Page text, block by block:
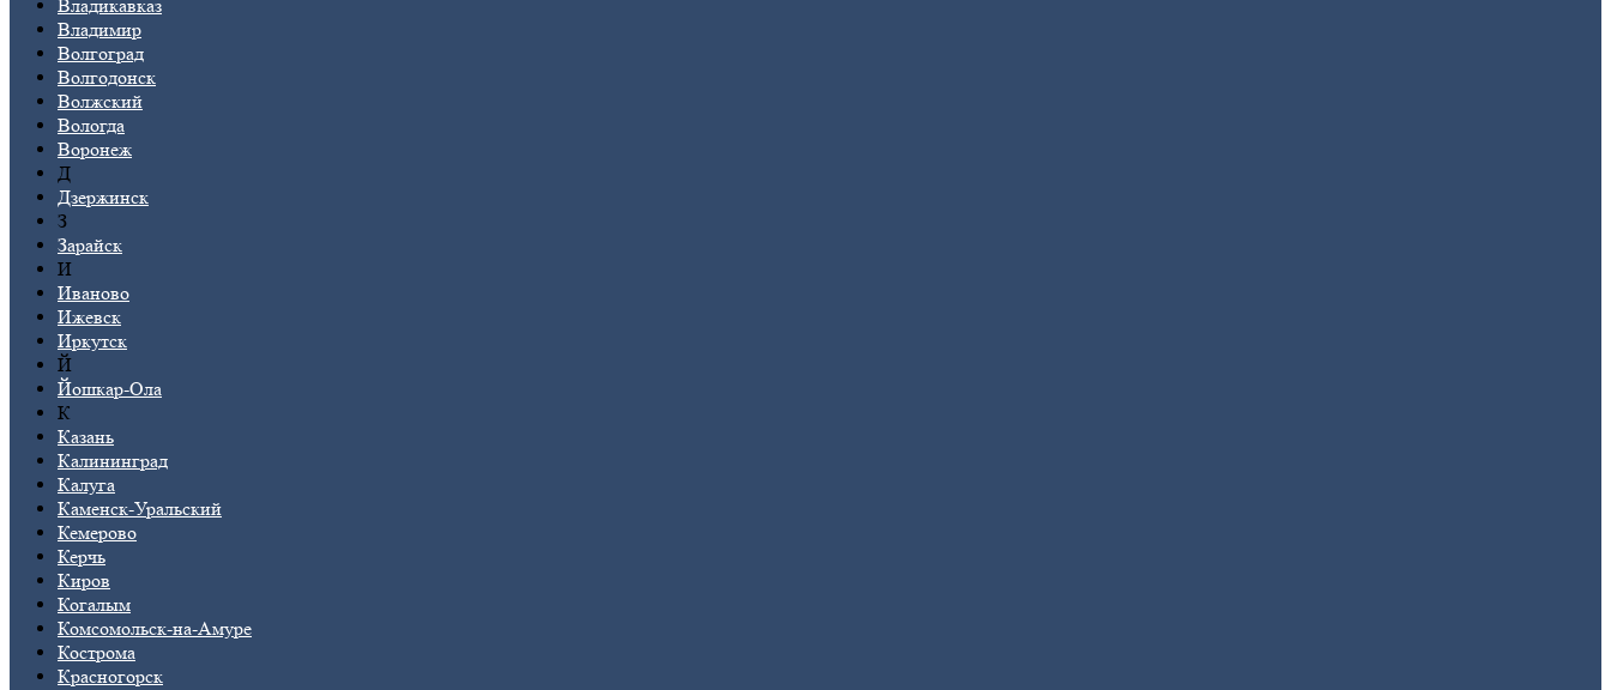
Владикавказ
Владимир
Волгоград
Волгодонск
Волжский
Вологда
Воронеж
Д
Дзержинск
З
Зарайск
И
Иваново
Ижевск
Иркутск
Й
Йошкар-Ола
К
Казань
Калининград
Калуга
Каменск-Уральский
Кемерово
Керчь
Киров
Когалым
Комсомольск-на-Амуре
Кострома
Красногорск